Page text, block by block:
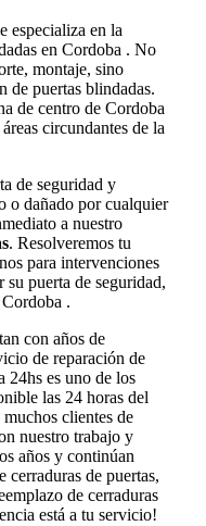
especializa en la
en Cordoba . No
montaje, sino
de puertas blindadas.
de centro de Cordoba
circundantes de la
de seguridad y
o dañado por cualquier
a nuestro
. Resolveremos tu
para intervenciones
su puerta de seguridad,
.
con años de
de reparación de
24hs es uno de los
las 24 horas del
clientes de
nuestro trabajo y
años y continúan
cerraduras de puertas,
de cerraduras
está a tu servicio!